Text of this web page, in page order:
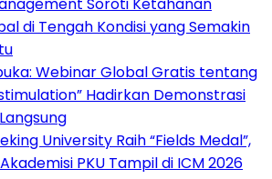
di Tengah Kondisi yang Semakin
Webinar Global Gratis tentang
Hadirkan Demonstrasi
University Raih “Fields Medal”,
PKU Tampil di ICM 2026